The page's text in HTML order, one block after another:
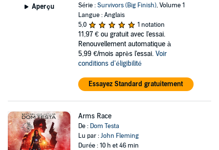
Aperçu
Série :Survivors (Big Finish), Volume 1
Langue : Anglais
5,0
1 notation
11,97 € ou gratuit avec l'essai.
Renouvellement automatique à
5,99 €/mois après l'essai. Voir
conditions d'éligibilité
Essayez Standard gratuitement
Arms Race
De : Dom Testa
Lu par :John Fleming
Durée : 10 h et 46 min